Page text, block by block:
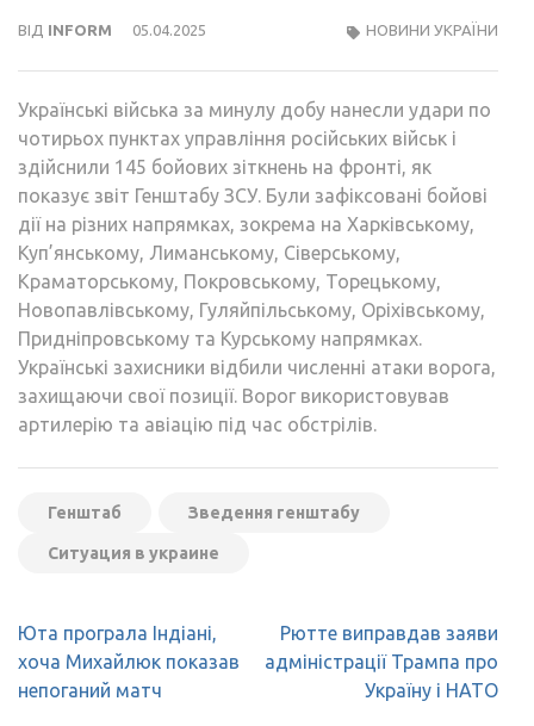
ВІД INFORM 05.04.2025 НОВИНИ УКРАЇНИ
Українські війська за минулу добу нанесли удари по
чотирьох пунктах управління російських військ і
здійснили 145 бойових зіткнень на фронті, як
показує звіт Генштабу ЗСУ. Були зафіксовані бойові
дії на різних напрямках, зокрема на Харківському,
Куп’янському, Лиманському, Сіверському,
Краматорському, Покровському, Торецькому,
Новопавлівському, Гуляйпільському, Оріхівському,
Придніпровському та Курському напрямках.
Українські захисники відбили численні атаки ворога,
захищаючи свої позиції. Ворог використовував
артилерію та авіацію під час обстрілів.
Генштаб Зведення генштабу
Ситуация в украине
Навігація
записів
Юта програла Індіані,
хоча Михайлюк показав
непоганий матч
Рютте виправдав заяви
адміністрації Трампа про
Україну і НАТО